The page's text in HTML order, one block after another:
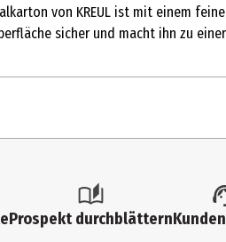
von KREUL ist mit einem
sicher und macht ihn zu
KG
Prospekt durchblättern